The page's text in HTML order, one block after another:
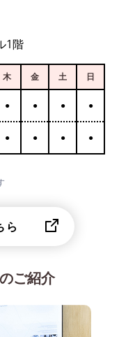
1階
木 金 土 日
● ● ● ●
● ● ● ●
ら
ご紹介